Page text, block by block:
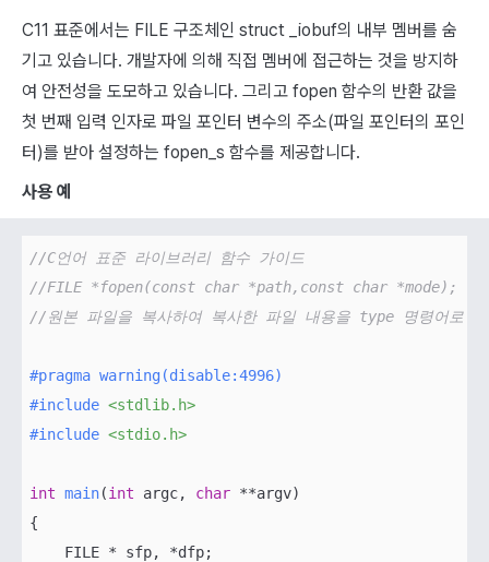
C11 표준에서는 FILE 구조체인 struct _iobuf의 내부 멤버를 숨
기고 있습니다. 개발자에 의해 직접 멤버에 접근하는 것을 방지하
여 안전성을 도모하고 있습니다. 그리고 fopen 함수의 반환 값을
첫 번째 입력 인자로 파일 포인터 변수의 주소(파일 포인터의 포인
터)를 받아 설정하는 fopen_s 함수를 제공합니다.
사용 예
//C언어 표준 라이브러리 함수 가이드
//FILE *fopen(const char *path,const char *mode); 파일
//원본 파일을 복사하여 복사한 파일 내용을 type 명령어로
#pragma warning(disable:4996)
#include <stdlib.h>
#include <stdio.h>
int main(int argc, char **argv)
{
    FILE * sfp, *dfp;